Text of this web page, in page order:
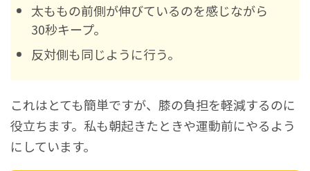
太ももの前側が伸びているのを感じながら
30秒キープ。
反対側も同じように行う。
これはとても簡単ですが、膝の負担を軽減するのに
役立ちます。私も朝起きたときや運動前にやるよう
にしています。